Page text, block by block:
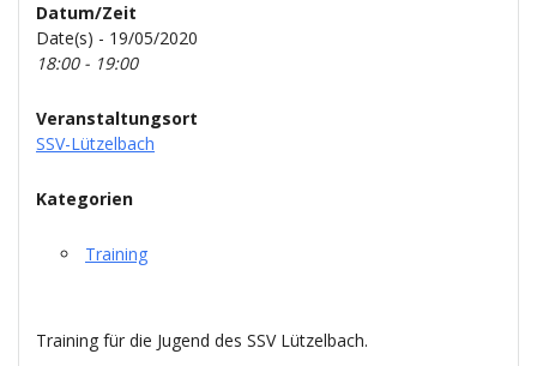
Datum/Zeit
Date(s) - 19/05/2020
18:00 - 19:00
Veranstaltungsort
SSV-Lützelbach
Kategorien
Training
Training für die Jugend des SSV Lützelbach.